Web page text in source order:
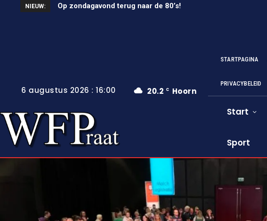
NIEUW: Op zondagavond terug naar de 80’s!
Unieke wielerkoers in Wervershoof
20.2 C Hoorn
6 augustus 2026 : 16:00
STARTPAGINA
PRIVACYBELEID
Start
Sport